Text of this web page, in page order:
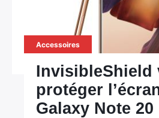
Accessoires
InvisibleShield
protéger
Galaxy Note 20